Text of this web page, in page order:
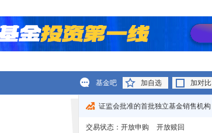
基金吧 加自选 加对比
证监会批准的首批独立基金销售机构
交易状态： 开放申购
开放赎回